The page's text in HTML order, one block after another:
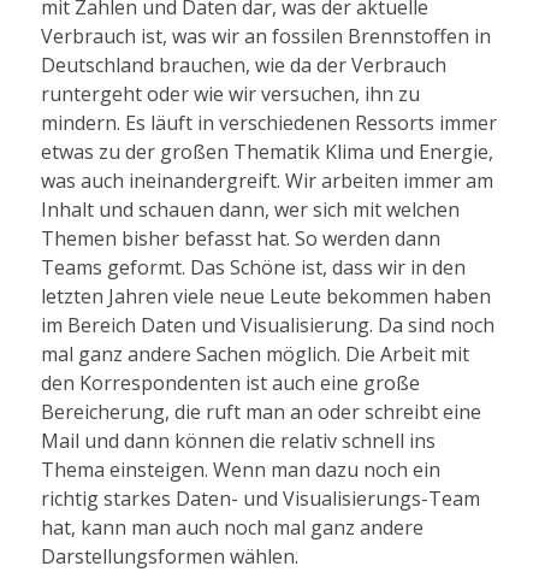
mit Zahlen und Daten dar, was der aktuelle
Verbrauch ist, was wir an fossilen Brennstoffen in
Deutschland brauchen, wie da der Verbrauch
runtergeht oder wie wir versuchen, ihn zu
mindern. Es läuft in verschiedenen Ressorts immer
etwas zu der großen Thematik Klima und Energie,
was auch ineinandergreift. Wir arbeiten immer am
Inhalt und schauen dann, wer sich mit welchen
Themen bisher befasst hat. So werden dann
Teams geformt. Das Schöne ist, dass wir in den
letzten Jahren viele neue Leute bekommen haben
im Bereich Daten und Visualisierung. Da sind noch
mal ganz andere Sachen möglich. Die Arbeit mit
den Korrespondenten ist auch eine große
Bereicherung, die ruft man an oder schreibt eine
Mail und dann können die relativ schnell ins
Thema einsteigen. Wenn man dazu noch ein
richtig starkes Daten- und Visualisierungs-Team
hat, kann man auch noch mal ganz andere
Darstellungsformen wählen.